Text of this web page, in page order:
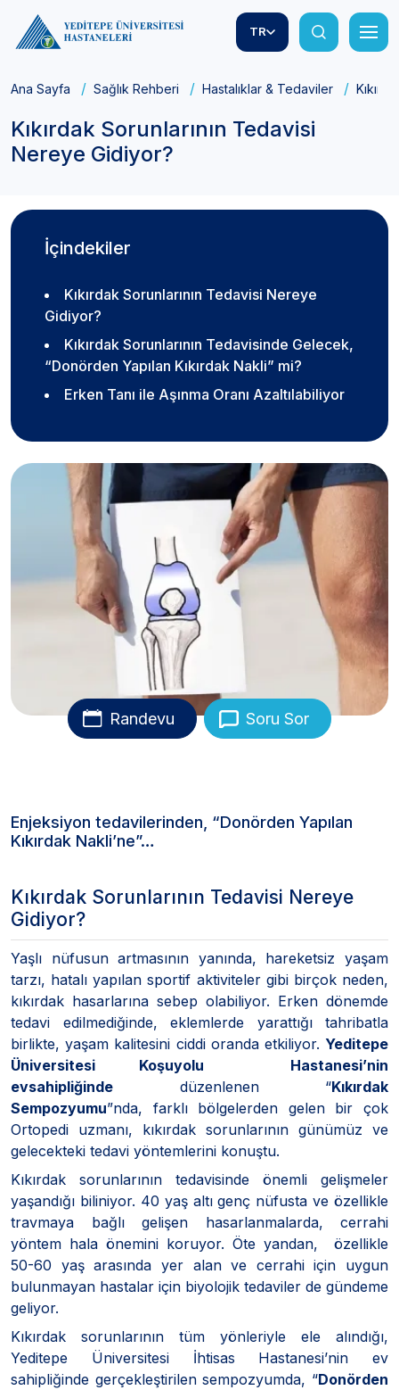
TR
Ana Sayfa Sağlık Rehberi Hastalıklar & Tedaviler
Kıkırdak Sorunlarının Tedavisi
Nereye Gidiyor?
İçindekiler
Kıkırdak Sorunlarının Tedavisi Nereye
Gidiyor?
Kıkırdak Sorunlarının Tedavisinde Gelecek,
“Donörden Yapılan Kıkırdak Nakli” mi?
Erken Tanı ile Aşınma Oranı Azaltılabiliyor
Randevu Soru Sor
Enjeksiyon tedavilerinden, “Donörden Yapılan
Kıkırdak Nakli’ne”…
Kıkırdak Sorunlarının Tedavisi Nereye
Gidiyor?
Yaşlı nüfusun artmasının yanında, hareketsiz yaşam
tarzı, hatalı yapılan sportif aktiviteler gibi birçok neden,
kıkırdak hasarlarına sebep olabiliyor. Erken dönemde
tedavi edilmediğinde, eklemlerde yarattığı tahribatla
birlikte, yaşam kalitesini ciddi oranda etkiliyor. Yeditepe
Üniversitesi Koşuyolu Hastanesi’nin
evsahipliğinde düzenlenen “Kıkırdak
Sempozyumu”nda, farklı bölgelerden gelen bir çok
Ortopedi uzmanı, kıkırdak sorunlarının günümüz ve
gelecekteki tedavi yöntemlerini konuştu.
Kıkırdak sorunlarının tedavisinde önemli gelişmeler
yaşandığı biliniyor. 40 yaş altı genç nüfusta ve özellikle
travmaya bağlı gelişen hasarlanmalarda, cerrahi
yöntem hala önemini koruyor. Öte yandan, özellikle
50-60 yaş arasında yer alan ve cerrahi için uygun
bulunmayan hastalar için biyolojik tedaviler de gündeme
geliyor.
Kıkırdak sorunlarının tüm yönleriyle ele alındığı,
Yeditepe Üniversitesi İhtisas Hastanesi’nin ev
sahipliğinde gerçekleştirilen sempozyumda, “Donörden